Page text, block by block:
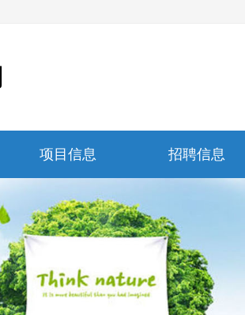
项目信息 招聘信息